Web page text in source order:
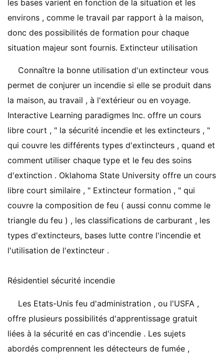
les bases varient en fonction de la situation et les
environs , comme le travail par rapport à la maison,
donc des possibilités de formation pour chaque
situation majeur sont fournis. Extincteur utilisation
Connaître la bonne utilisation d'un extincteur vous
permet de conjurer un incendie si elle se produit dans
la maison, au travail , à l'extérieur ou en voyage.
Interactive Learning paradigmes Inc. offre un cours
libre court , " la sécurité incendie et les extincteurs , "
qui couvre les différents types d'extincteurs , quand et
comment utiliser chaque type et le feu des soins
d'extinction . Oklahoma State University offre un cours
libre court similaire , " Extincteur formation , " qui
couvre la composition de feu ( aussi connu comme le
triangle du feu ) , les classifications de carburant , les
types d'extincteurs, bases lutte contre l'incendie et
l'utilisation de l'extincteur .
Résidentiel sécurité incendie
Les Etats-Unis feu d'administration , ou l'USFA ,
offre plusieurs possibilités d'apprentissage gratuit
liées à la sécurité en cas d'incendie . Les sujets
abordés comprennent les détecteurs de fumée ,